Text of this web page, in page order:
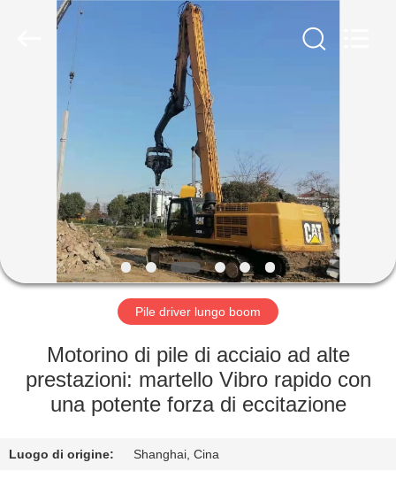
PRODOTTI
MANIFESTAZIONE
VR
GIRO
FABBRICA
Pile driver lungo boom
Motorino di pile di acciaio ad alte
prestazioni: martello Vibro rapido con
una potente forza di eccitazione
Luogo di origine: Shanghai, Cina